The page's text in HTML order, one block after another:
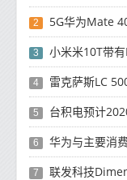
2 5G华为Mate
3 小米米10T带
4 雷克萨斯LC
5 台积电预计
6 华为与主要消费品牌
7 联发科技